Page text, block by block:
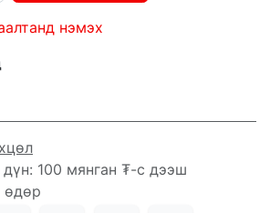
нэмэх
100 мянган ₮-с дээш
өдөр